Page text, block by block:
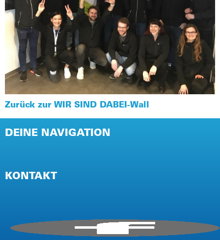
Zurück zur WIR SIND DABEI-Wall
DEINE NAVIGATION
PRESSE
KONTAKT